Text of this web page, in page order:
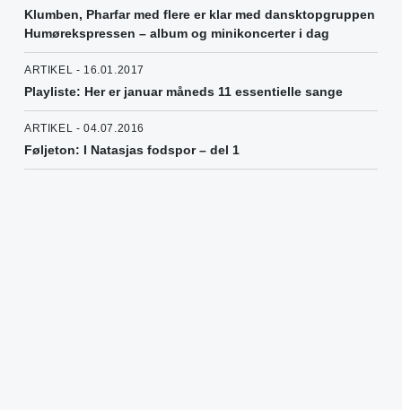
Klumben, Pharfar med flere er klar med dansktopgruppen
Humørekspressen – album og minikoncerter i dag
ARTIKEL - 16.01.2017
Playliste: Her er januar måneds 11 essentielle sange
ARTIKEL - 04.07.2016
Føljeton: I Natasjas fodspor – del 1